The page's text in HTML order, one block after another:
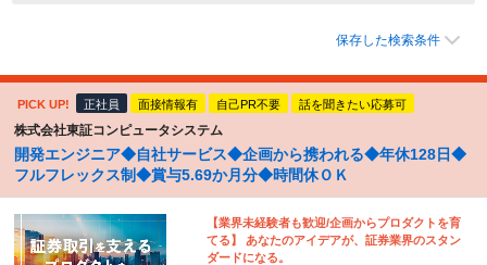
保存した検索条件
PICK UP! 正社員 面接情報有 自己PR不要 話を聞きたい応募可
株式会社東証コンピュータシステム
開発エンジニア◆自社サービス◆企画から携われる◆年休128日◆
フルフレックス制◆賞与5.69か月分◆時間休ＯＫ
【業界未経験者も歓迎/企画からプロダクトを育
てる】 あなたのアイデアが、証券業界のスタン
ダードになる。